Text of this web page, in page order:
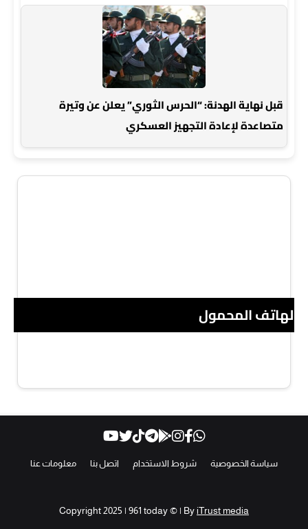
قبل نهاية الهدنة: “الحرس الثوري” يعلن عن وتيرة
متصاعدة لإعادة التجهيز العسكري
الهاتف المحمول
سياسة الخصوصية شروط الاستخدام اتصل بنا معلومات عنا
Copyright 2025 | 961 today © | By iTrust media